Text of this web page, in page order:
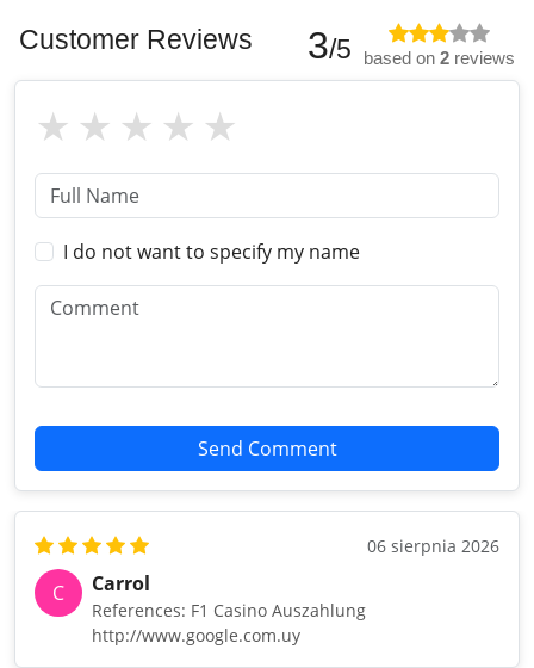
Customer Reviews 3/5 based on 2 reviews
I do not want to specify my name
Send Comment
06 sierpnia 2026
C Carrol
References: F1 Casino Auszahlung
http://www.google.com.uy